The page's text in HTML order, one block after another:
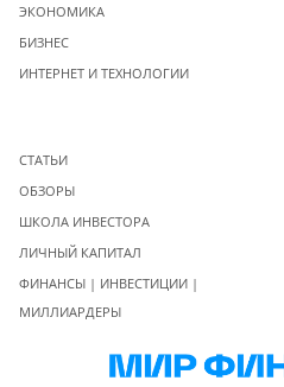
ЭКОНОМИКА
БИЗНЕС
ИНТЕРНЕТ И ТЕХНОЛОГИИ
СТАТЬИ
ОБЗОРЫ
ШКОЛА ИНВЕСТОРА
ЛИЧНЫЙ КАПИТАЛ
ФИНАНСЫ | ИНВЕСТИЦИИ |
МИЛЛИАРДЕРЫ